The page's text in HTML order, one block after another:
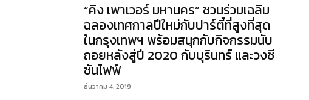
“คิง เพาเวอร์ มหานคร” ชวนร่วมเฉลิม
ฉลองเทศกาลปีใหม่กับปาร์ตี้ที่สูงที่สุด
ในกรุงเทพฯ พร้อมสนุกกับกิจกรรมนับ
ถอยหลังสู่ปี 2020 กับบุรินทร์ และวงซี
ซันไฟฟ์
ธันวาคม 4, 2019